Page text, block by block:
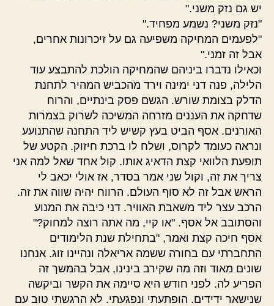
יש גם נזק משני."
"נזק משני? נשמע מפחיד."
"לפעמים המחיקה משפיעה גם על זיכרונות אחרים,
אבל זה זמני."
וכאילו נדברו ביניהם שהמחיקה הולכת להתבצע עוד
הלילה, פנה דני ימינה וירד מהכביש המהיר לתחנת
הדלק בצומת שורש. הגשם פסק בינתיים, והרוח
שדחקה את העננים מזרחה המשיכה לשרוק בצמרות
האורנים. אסף הביט בעץ קשיש ליד התחנה שהתנועע
ונראה כעומד לקרוס, ושלח לו ברכת חיזוק. הקטע של
תופעת הלוואי קצת הדאיג אותו. קול אחד שאל למה אני
צריך את זה, וקול שני אמר בסדר, אז אולי יכאב לי
הראש אבל זה לא סוף העולם. הרווח יהיה שווה את זה.
הרכב עצר ליד משאבת האוויר. דני כיבה את המנוע
והסתובב אל אסף. "או קיי, מה אתה רוצה למחוק?"
אסף חיכה קצת ואמר, "בתחילת שנת הלימודים
התחברתי עם בחורה ששמה אריאלה ונהיינו זוג. אנחנו
שונים מאוד וזה מה שקירב בינינו, אבל בהמשך זה
הפריע לה. לפני חודש היא סיימה את הקשר וביקשה
שנישאר ידידים. הופתעתי ונפגעתי. לא הרגשתי טוב עם